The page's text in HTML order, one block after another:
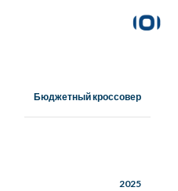
Бюджетный кроссовер
2025